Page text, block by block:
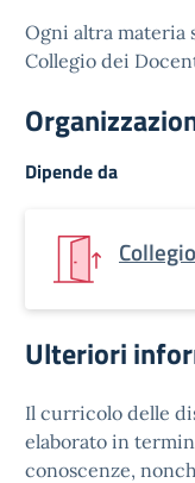
Ogni altra materia
Collegio dei
Dipende da
Ulteriori
Il curricolo delle
elaborato in
conoscenze,